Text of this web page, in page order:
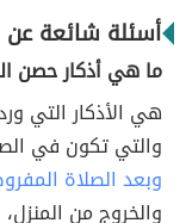
أسئلة شائعة عن
ما هي أذكار حصن
هي الأذكار التي
والتي تكون في
وبعد الصلاة
والخروج من